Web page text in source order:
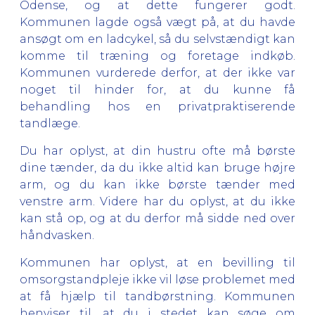
Odense, og at dette fungerer godt.
Kommunen lagde også vægt på, at du havde
ansøgt om en ladcykel, så du selvstændigt kan
komme til træning og foretage indkøb.
Kommunen vurderede derfor, at der ikke var
noget til hinder for, at du kunne få
behandling hos en privatpraktiserende
tandlæge.
Du har oplyst, at din hustru ofte må børste
dine tænder, da du ikke altid kan bruge højre
arm, og du kan ikke børste tænder med
venstre arm. Videre har du oplyst, at du ikke
kan stå op, og at du derfor må sidde ned over
håndvasken.
Kommunen har oplyst, at en bevilling til
omsorgstandpleje ikke vil løse problemet med
at få hjælp til tandbørstning. Kommunen